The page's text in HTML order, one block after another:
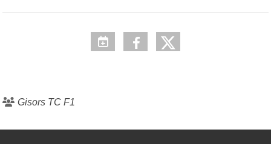
Gisors TC F1